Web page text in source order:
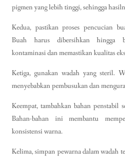
pigmen yang lebih tinggi, sehingga
Kedua, pastikan proses pencucian
Buah harus dibersihkan hingga
kontaminasi dan memastikan kualitas
Ketiga, gunakan wadah yang steril.
menyebabkan pembusukan dan
Keempat, tambahkan bahan penstabil
Bahan-bahan ini membantu
konsistensi warna.
Kelima, simpan pewarna dalam wadah